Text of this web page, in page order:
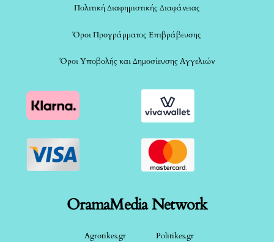
Πολιτική Διαφημιστικής Διαφάνειας
Όροι Προγράμματος Επιβράβευσης
Όροι Υποβολής και Δημοσίευσης Αγγελιών
OramaMedia Network
Agrotikes.gr Politikes.gr